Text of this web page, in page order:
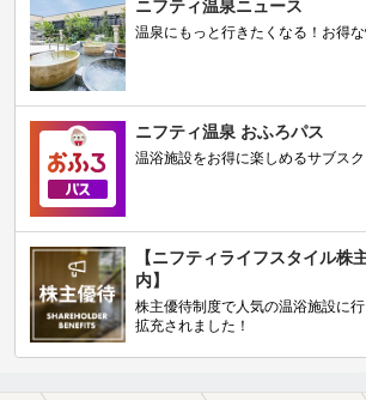
ニフティ温泉ニュース
温泉にもっと行きたくなる！お得
ニフティ温泉 おふろパス
温浴施設をお得に楽しめるサブス
【ニフティライフスタイル株
内】
株主優待制度で人気の温浴施設に
拡充されました！